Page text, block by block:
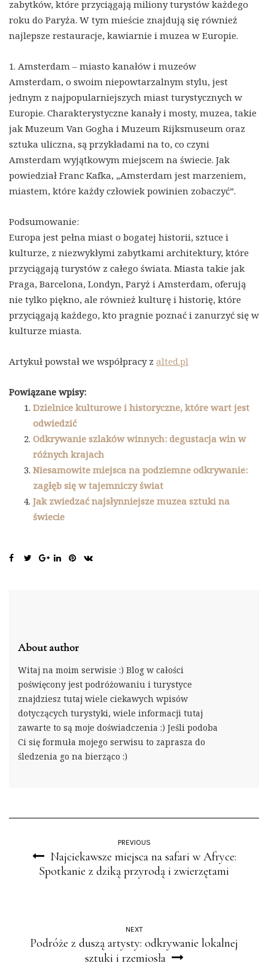
zabytków, które przyciągają miliony turystów każdego
roku do Paryża. W tym mieście znajdują się również
najlepsze restauracje, kawiarnie i muzea w Europie.
1. Amsterdam – miasto kanałów i muzeów
Amsterdam, o swoim niepowtarzalnym stylu, jest
jednym z najpopularniejszych miast turystycznych w
Europie. Charakterystyczne kanały i mosty, muzea, takie
jak Muzeum Van Gogha i Muzeum Rijksmuseum oraz
sztuka uliczna, są przykładami na to, co czyni
Amsterdam wyjątkowym miejscem na świecie. Jak
powiedział Franc Kafka, „Amsterdam jest marzeniem,
miastem, które każdy człowiek powinien zobaczyć”.
Podsumowanie:
Europa jest pełna miast o bogatej historii, sztuce i
kulturze, z niezwykłymi zabytkami architektury, które
przyciągają turystów z całego świata. Miasta takie jak
Praga, Barcelona, Londyn, Paryż i Amsterdam, oferują
nie tylko piękno, ale również kulturę i historię, które
przyciągają każdego, kto pragnie poznać i zanurzyć się w
kulturze miasta.
Artykuł powstał we współpracy z alted.pl
Powiązane wpisy:
Dzielnice kulturowe i historyczne, które wart jest
odwiedzić
Odkrywanie szlaków winnych: degustacja win w
różnych krajach
Niesamowite miejsca na podziemne odkrywanie:
zagłęb się w tajemniczy świat
Jak zwiedzać najsłynniejsze muzea sztuki na
świecie
About author
Witaj na moim serwisie :) Blog w całości
poświęcony jest podróżowaniu i turystyce
znajdziesz tutaj wiele ciekawych wpisów
dotyczących turystyki, wiele informacji tutaj
zawarte to są moje doświadczenia :) Jeśli podoba
Ci się formuła mojego serwisu to zaprasza do
śledzenia go na bierząco :)
PREVIOUS
Najciekawsze miejsca na safari w Afryce:
Spotkanie z dziką przyrodą i zwierzętami
NEXT
Podróże z duszą artysty: odkrywanie lokalnej
sztuki i rzemiosła